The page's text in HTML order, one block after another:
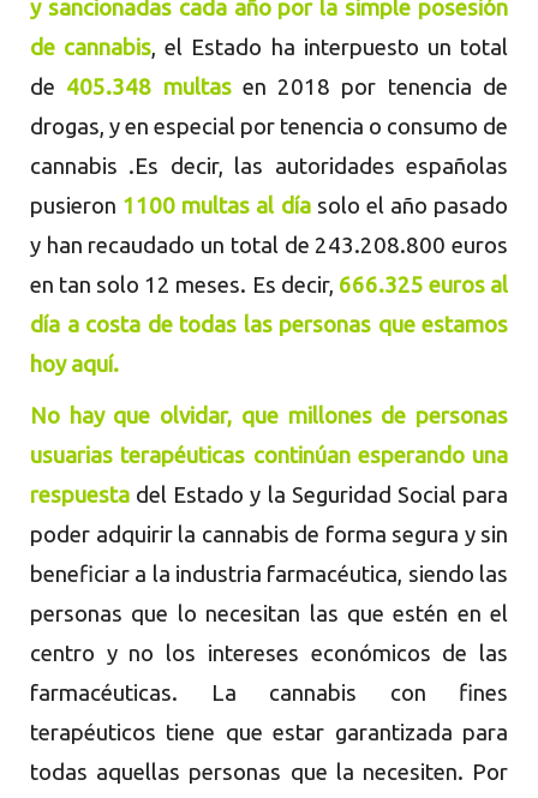
y sancionadas cada año por la simple posesión
de cannabis, el Estado ha interpuesto un total
de 405.348 multasen 2018 por tenencia de
drogas, y en especial por tenencia o consumo de
cannabis .Es decir, las autoridades españolas
pusieron 1100 multas al día solo el año pasado
y han recaudado un total de 243.208.800 euros
en tan solo 12 meses. Es decir, 666.325 euros al
día a costa de todas las personas que estamos
hoy aquí.
No hay que olvidar, que millones de personas
usuarias terapéuticas continúan esperando una
respuesta del Estado y la Seguridad Social para
poder adquirir la cannabis de forma segura y sin
beneficiar a la industria farmacéutica, siendo las
personas que lo necesitan las que estén en el
centro y no los intereses económicos de las
farmacéuticas. La cannabis con fines
terapéuticos tiene que estar garantizada para
todas aquellas personas que la necesiten. Por